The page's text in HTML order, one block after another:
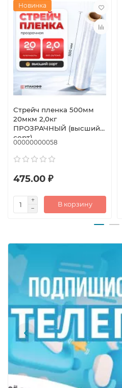
Новинка
Стрейч пленка 500мм
20мкм 2,0кг
ПРОЗРАЧНЫЙ (высший
сорт)
00000000058
475.00 ₽
В корзину